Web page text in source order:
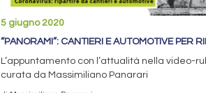
5 giugno 2020
“PANORAMI”: CANTIERI E AUTOMOTIVE PER
L’appuntamento con l’attualità nella video-
curata da Massimiliano Panarari